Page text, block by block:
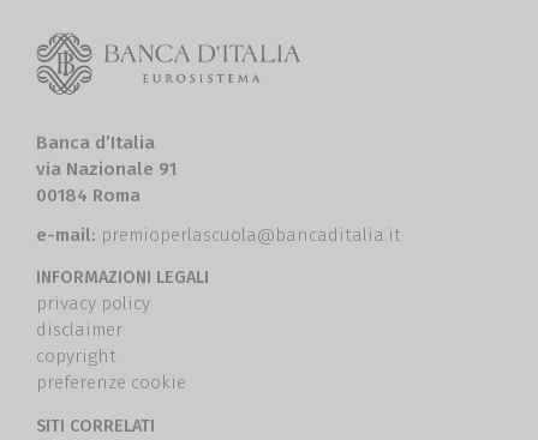
Banca d’Italia
via Nazionale 91
00184 Roma
e-mail: premioperlascuola@bancaditalia.it
INFORMAZIONI LEGALI
privacy policy
disclaimer
copyright
preferenze cookie
SITI CORRELATI